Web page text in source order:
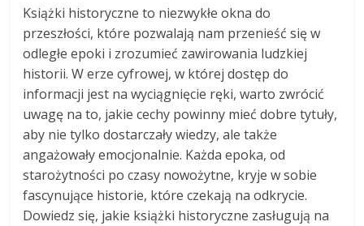
Książki historyczne to niezwykłe okna do
przeszłości, które pozwalają nam przenieść się w
odległe epoki i zrozumieć zawirowania ludzkiej
historii. W erze cyfrowej, w której dostęp do
informacji jest na wyciągnięcie ręki, warto zwrócić
uwagę na to, jakie cechy powinny mieć dobre tytuły,
aby nie tylko dostarczały wiedzy, ale także
angażowały emocjonalnie. Każda epoka, od
starożytności po czasy nowożytne, kryje w sobie
fascynujące historie, które czekają na odkrycie.
Dowiedz się, jakie książki historyczne zasługują na